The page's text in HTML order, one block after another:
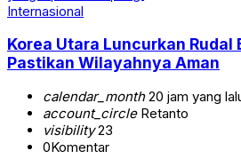
Internasional
Korea Utara Luncurkan
Pastikan Wilayahnya Aman
calendar_month20 jam yang
account_circleRetanto
visibility23
0Komentar